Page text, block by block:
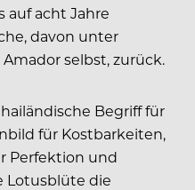
auf acht Jahre
davon unter
selbst, zurück.
Begriff für
für Kostbarkeiten,
Perfektion und
Lotusblüte die